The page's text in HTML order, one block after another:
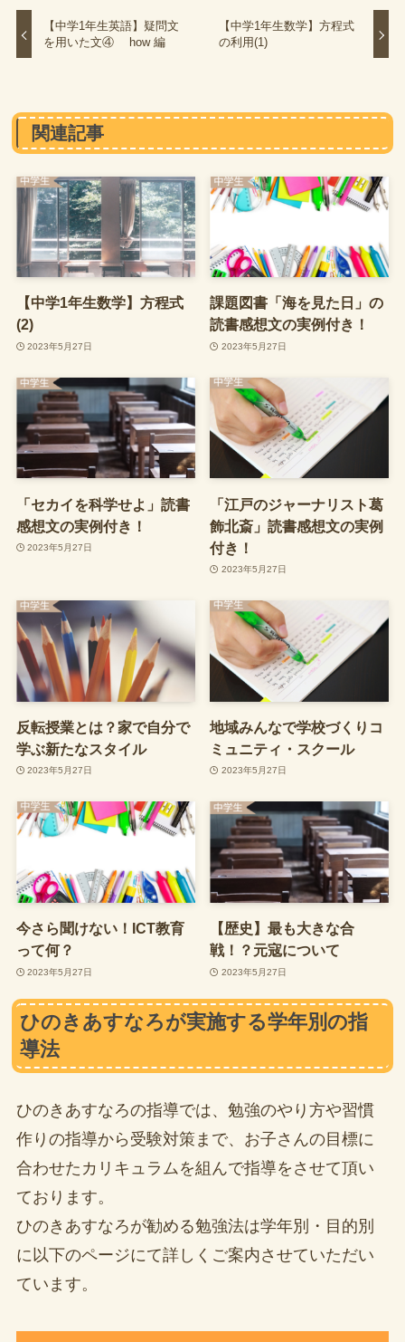
【中学1年生英語】疑問文
を用いた文④ how 編
【中学1年生数学】方程式
の利用(1)
関連記事
【中学1年生数学】方程式
(2)
2023年5月27日
課題図書「海を見た日」の
読書感想文の実例付き！
2023年5月27日
「セカイを科学せよ」読書
感想文の実例付き！
2023年5月27日
「江戸のジャーナリスト葛
飾北斎」読書感想文の実例
付き！
2023年5月27日
反転授業とは？家で自分で
学ぶ新たなスタイル
2023年5月27日
地域みんなで学校づくりコ
ミュニティ・スクール
2023年5月27日
今さら聞けない！ICT教育
って何？
2023年5月27日
【歴史】最も大きな合
戦！？元寇について
2023年5月27日
ひのきあすなろが実施する学年別の指
導法
ひのきあすなろの指導では、勉強のやり方や習慣
作りの指導から受験対策まで、お子さんの目標に
合わせたカリキュラムを組んで指導をさせて頂い
ております。
ひのきあすなろが勧める勉強法は学年別・目的別
に以下のページにて詳しくご案内させていただい
ています。